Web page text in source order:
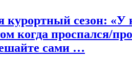
сезон: «У
проспался/
сами …